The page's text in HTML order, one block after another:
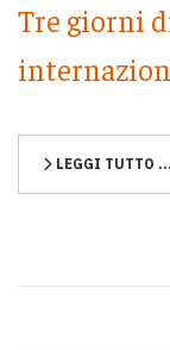
Tre giorni
LEGGI TUTTO …